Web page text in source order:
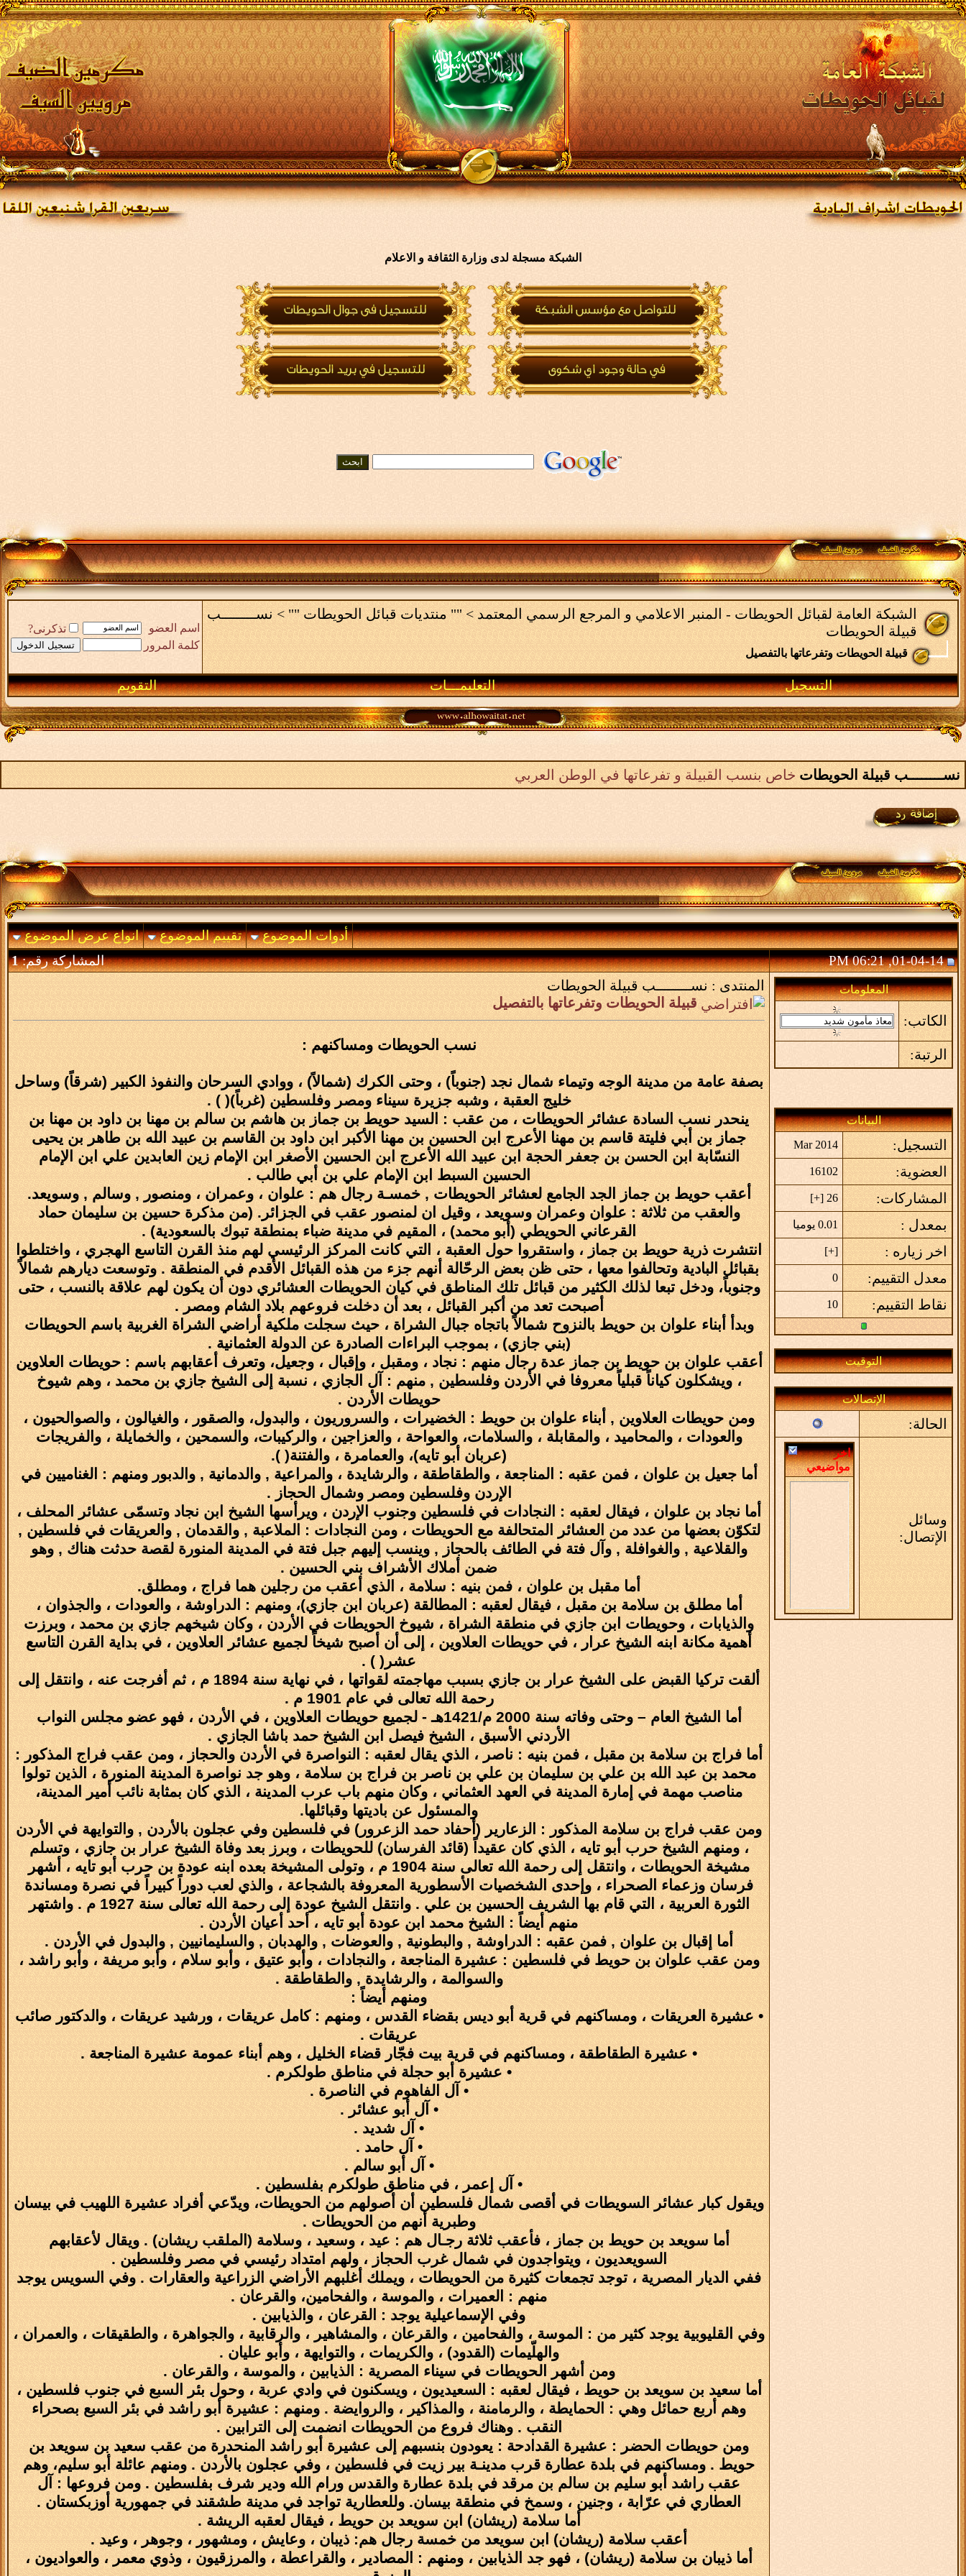
الشبكة مسجلة لدى وزارة الثقافة و الاعلام
الشبكة العامة لقبائل الحويطات - المنبر الاعلامي و المرجع الرسمي المعتمد > "" منتديات قبائل الحويطات "" > نســــــــب
قبيلة الحويطات
قبيلة الحويطات وتفرعاتها بالتفصيل
اسم العضو
تذكرنى?
كلمة المرور
التسجيل التعليمـــات التقويم
نســــــــب قبيلة الحويطات خاص بنسب القبيلة و تفرعاتها في الوطن العربي
أدوات الموضوع تقييم الموضوع
انواع عرض الموضوع
01-04-14, 06:21 PM
المشاركة رقم:1
المعلومات
الكاتب:
الرتبة:
البيانات
التسجيل: Mar 2014
العضوية: 16102
المشاركات: 26 [
+
]
بمعدل : 0.01 يوميا
اخر زياره : [
+
]
معدل التقييم: 0
نقاط التقييم: 10
التوقيت
الإتصالات
الحالة:
وسائل
الإتصال:
اخر
مواضيعي
المنتدى : نســــــــب قبيلة الحويطات
قبيلة الحويطات وتفرعاتها بالتفصيل
نسب الحويطات ومساكنهم :
بصفة عامة من مدينة الوجه وتيماء شمال نجد (جنوباً) ، وحتى الكرك (شمالاً) ، ووادي السرحان والنفوذ الكبير (شرقاً) وساحل
خليج العقبة ، وشبه جزيرة سيناء ومصر وفلسطين (غرباً)( ) .
ينحدر نسب السادة عشائر الحويطات ، من عقب : السيد حويط بن جماز بن هاشم بن سالم بن مهنا بن داود بن مهنا بن
جماز بن أبي فليتة قاسم بن مهنا الأعرج ابن الحسين بن مهنا الأكبر ابن داود بن القاسم بن عبيد الله بن طاهر بن يحيى
النسّابة ابن الحسن بن جعفر الحجة ابن عبيد الله الأعرج ابن الحسين الأصغر ابن الإمام زين العابدين علي ابن الإمام
الحسين السبط ابن الإمام علي بن أبي طالب .
أعقب حويط بن جماز الجد الجامع لعشائر الحويطات , خمسـة رجال هم : علوان ، وعمران ، ومنصور , وسالم , وسويعد.
والعقب من ثلاثة : علوان وعمران وسويعد ، وقيل ان لمنصور عقب في الجزائر. (من مذكرة حسين بن سليمان حماد
القرعاني الحويطي (أبو محمد) ، المقيم في مدينة ضباء بمنطقة تبوك بالسعودية) .
انتشرت ذرية حويط بن جماز ، واستقروا حول العقبة ، التي كانت المركز الرئيسي لهم منذ القرن التاسع الهجري ، واختلطوا
بقبائل البادية وتحالفوا معها ، حتى ظن بعض الرحّالة أنهم جزء من هذه القبائل الأقدم في المنطقة . وتوسعت ديارهم شمالاً
وجنوباً، ودخل تبعا لذلك الكثير من قبائل تلك المناطق في كيان الحويطات العشائري دون أن يكون لهم علاقة بالنسب ، حتى
أصبحت تعد من أكبر القبائل ، بعد أن دخلت فروعهم بلاد الشام ومصر .
وبدأ أبناء علوان بن حويط بالنزوح شمالاً باتجاه جبال الشراة ، حيث سجلت ملكية أراضي الشراة الغربية باسم الحويطات
(بني جازي) ، بموجب البراءات الصادرة عن الدولة العثمانية .
أعقب علوان بن حويط بن جماز عدة رجال منهم : نجاد ، ومقبل ، وإقبال ، وجعيل، وتعرف أعقابهم باسم : حويطات العلاوين
، ويشكلون كياناً قبلياً معروفا في الأردن وفلسطين , منهم : آل الجازي ، نسبة إلى الشيخ جازي بن محمد ، وهم شيوخ
حويطات الأردن .
ومن حويطات العلاوين , أبناء علوان بن حويط : الخضيرات ، والسروريون ، والبدول، والصقور ، والغيالون ، والصوالحيون ،
والعودات ، والمحاميد ، والمقابلة ، والسلامات، والعواحة ، والعزاجين ، والركيبات، والسمحين ، والخمايلة ، والفريجات
(عربان أبو تايه)، والعمامرة ، والفتنة( ).
أما جعيل بن علوان ، فمن عقبه : المناجعة ، والطقاطقة ، والرشايدة ، والمراعية , والدمانية , والدبور ومنهم : الغناميين في
الإردن وفلسطين ومصر وشمال الحجاز .
أما نجاد بن علوان ، فيقال لعقبه : النجادات في فلسطين وجنوب الإردن ، ويرأسها الشيخ ابن نجاد وتسمّى عشائر المحلف ،
لتكوّن بعضها من عدد من العشائر المتحالفة مع الحويطات ، ومن النجادات : الملاعبة , والقدمان , والعريقات في فلسطين ,
والقلاعية , والغوافلة , وآل فتة في الطائف بالحجاز , وينسب إليهم جبل فتة في المدينة المنورة لقصة حدثت هناك , وهو
ضمن أملاك الأشراف بني الحسين .
أما مقبل بن علوان ، فمن بنيه : سلامة ، الذي أعقب من رجلين هما فراج ، ومطلق.
أما مطلق بن سلامة بن مقبل ، فيقال لعقبه : المطالقة (عربان ابن جازي)، ومنهم : الدراوشة ، والعودات ، والجذوان ،
والذيابات ، وحويطات ابن جازي في منطقة الشراة ، شيوخ الحويطات في الأردن ، وكان شيخهم جازي بن محمد ، وبرزت
أهمية مكانة ابنه الشيخ عرار ، في حويطات العلاوين ، إلى أن أصبح شيخاً لجميع عشائر العلاوين ، في بداية القرن التاسع
عشر( ) .
ألقت تركيا القبض على الشيخ عرار بن جازي بسبب مهاجمته لقواتها ، في نهاية سنة 1894 م ، ثم أفرجت عنه ، وانتقل إلى
رحمة الله تعالى في عام 1901 م .
أما الشيخ العام – وحتى وفاته سنة 2000 م/1421هـ - لجميع حويطات العلاوين ، في الأردن ، فهو عضو مجلس النواب
الأردني الأسبق ، الشيخ فيصل ابن الشيخ حمد باشا الجازي .
أما فراج بن سلامة بن مقبل ، فمن بنيه : ناصر ، الذي يقال لعقبه : النواصرة في الأردن والحجاز ، ومن عقب فراج المذكور :
محمد بن عبد الله بن علي بن سليمان بن علي بن ناصر بن فراج بن سلامة ، وهو جد نواصرة المدينة المنورة ، الذين تولوا
مناصب مهمة في إمارة المدينة في العهد العثماني ، وكان منهم باب عرب المدينة ، الذي كان بمثابة نائب أمير المدينة،
والمسئول عن باديتها وقبائلها.
ومن عقب فراج بن سلامة المذكور : الزعارير (أحفاد حمد الزعرور) في فلسطين وفي عجلون بالأردن , والتوايهة في الأردن
، ومنهم الشيخ حرب أبو تايه ، الذي كان عقيداً (قائد الفرسان) للحويطات ، وبرز بعد وفاة الشيخ عرار بن جازي ، وتسلم
مشيخة الحويطات ، وانتقل إلى رحمة الله تعالى سنة 1904 م ، وتولى المشيخة بعده ابنه عودة بن حرب أبو تايه ، أشهر
فرسان وزعماء الصحراء ، وإحدى الشخصيات الأسطورية المعروفة بالشجاعة ، والذي لعب دوراً كبيراً في نصرة ومساندة
الثورة العربية ، التي قام بها الشريف الحسين بن علي . وانتقل الشيخ عودة إلى رحمة الله تعالى سنة 1927 م . واشتهر
منهم أيضاً : الشيخ محمد ابن عودة أبو تايه ، أحد أعيان الأردن .
أما إقبال بن علوان , فمن عقبه : الدراوشة , والبطونية , والعوضات , والهدبان , والسليمانيين , والبدول في الأردن .
ومن عقب علوان بن حويط في فلسطين : عشيرة المناجعة ، والنجادات ، وأبو عتيق ، وأبو سلام ، وأبو مريفة ، وأبو راشد ،
والسوالمة ، والرشايدة , والطقاطقة .
ومنهم أيضاً :
• عشيرة العريقات ، ومساكنهم في قرية أبو ديس بقضاء القدس ، ومنهم : كامل عريقات ، ورشيد عريقات ، والدكتور صائب
عريقات .
• عشيرة الطقاطقة ، ومساكنهم في قرية بيت فجّار قضاء الخليل ، وهم أبناء عمومة عشيرة المناجعة .
• عشيرة أبو حجلة في مناطق طولكرم .
• آل الفاهوم في الناصرة .
• آل أبو عشائر .
• آل شديد .
• آل حامد .
• آل أبو سالم .
• آل إعمر ، في مناطق طولكرم بفلسطين .
ويقول كبار عشائر السويطات في أقصى شمال فلسطين أن أصولهم من الحويطات، ويدّعي أفراد عشيرة اللهيب في بيسان
وطبرية أنهم من الحويطات .
أما سويعد بن حويط بن جماز ، فأعقب ثلاثة رجـال هم : عيد ، وسعيد ، وسلامة (الملقب ريشان) . ويقال لأعقابهم
السويعديون ، ويتواجدون في شمال غرب الحجاز ، ولهم امتداد رئيسي في مصر وفلسطين .
ففي الديار المصرية ، توجد تجمعات كثيرة من الحويطات ، ويملك أغلبهم الأراضي الزراعية والعقارات . وفي السويس يوجد
منهم : العميرات ، والموسة ، والفحامين، والقرعان .
وفي الإسماعيلية يوجد : القرعان ، والذيابين .
وفي القليوبية يوجد كثير من : الموسة ، والفحامين ، والقرعان ، والمشاهير ، والرقابية ، والجواهرة ، والطقيقات ، والعمران ،
والهلّيمات (القدود) ، والكريمات ، والتوايهة ، وأبو عليان .
ومن أشهر الحويطات في سيناء المصرية : الذيابين ، والموسة ، والقرعان .
أما سعيد بن سويعد بن حويط ، فيقال لعقبه : السعيديون ، ويسكنون في وادي عربة ، وحول بئر السبع في جنوب فلسطين ،
وهم أربع حمائل وهي : الحمايطة ، والرمامنة ، والمذاكير ، والروايضة . ومنهم : عشيرة أبو راشد في بئر السبع بصحراء
النقب . وهناك فروع من الحويطات انضمت إلى الترابين .
ومن حويطات الحضر : عشيرة القدادحة : يعودون بنسبهم إلى عشيرة أبو راشد المنحدرة من عقب سعيد بن سويعد بن
حويط . ومساكنهم في بلدة عطارة قرب مدينـة بير زيت في فلسطين ، وفي عجلون بالأردن . ومنهم عائلة أبو سليم، وهم
عقب راشد أبو سليم بن سالم بن مرقد في بلدة عطارة والقدس ورام الله ودير شرف بفلسطين . ومن فروعها : آل
العطاري في عرّابة ، وجنين ، وسمخ في منطقة بيسان. وللعطارية تواجد في مدينة طشقند في جمهورية أوزبكستان .
أما سلامة (ريشان) ابن سويعد بن حويط ، فيقال لعقبه الريشة .
أعقب سلامة (ريشان) ابن سويعد من خمسة رجال هم: ذيبان ، وعايش ، ومشهور ، وجوهر ، وعيد .
أما ذيبان بن سلامة (ريشان) ، فهو جد الذيابين ، ومنهم : المصادير ، والقراعطة ، والمرزقيون ، وذوي معمر ، والعواديون ،